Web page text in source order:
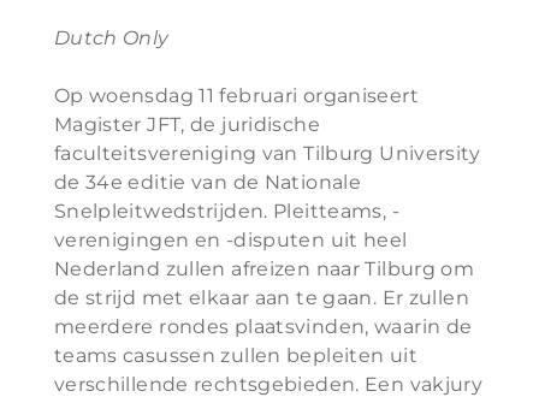
Dutch Only
Op woensdag 11 februari organiseert
Magister JFT, de juridische
faculteitsvereniging van Tilburg University
de 34e editie van de Nationale
Snelpleitwedstrijden. Pleitteams, -
verenigingen en -disputen uit heel
Nederland zullen afreizen naar Tilburg om
de strijd met elkaar aan te gaan. Er zullen
meerdere rondes plaatsvinden, waarin de
teams casussen zullen bepleiten uit
verschillende rechtsgebieden. Een vakjury